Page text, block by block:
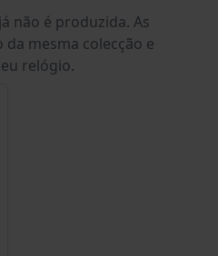
não é produzida. As
mesma colecção e
relógio.